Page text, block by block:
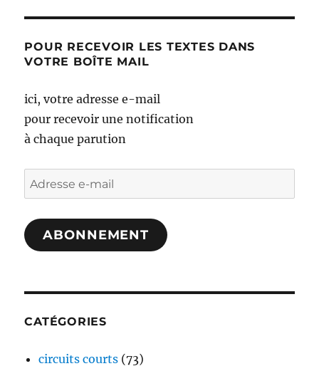
POUR RECEVOIR LES TEXTES DANS
VOTRE BOÎTE MAIL
ici, votre adresse e-mail
pour recevoir une notification
à chaque parution
Adresse
e-
mail
ABONNEMENT
CATÉGORIES
circuits courts (73)